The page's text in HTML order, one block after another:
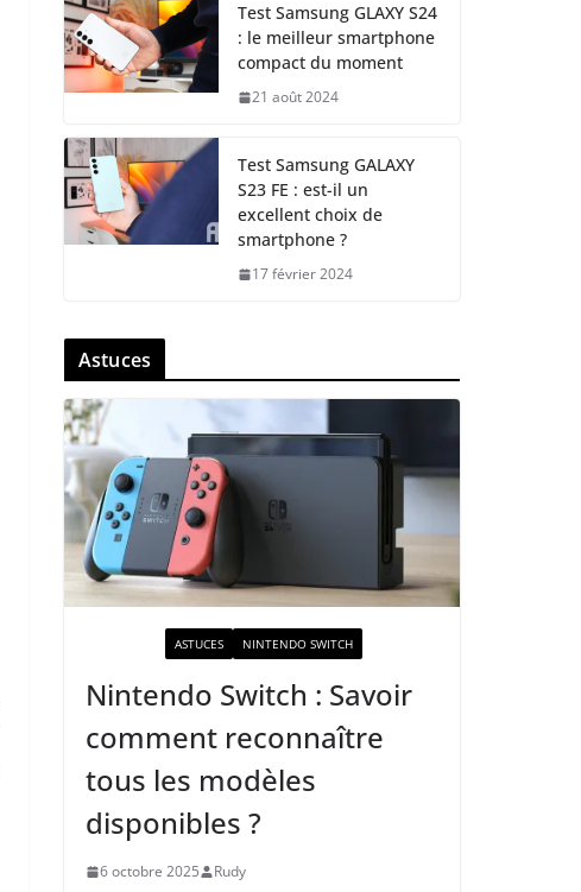
Test Samsung GLAXY S24
: le meilleur smartphone
compact du moment
21 août 2024
Test Samsung GALAXY
S23 FE : est-il un
excellent choix de
smartphone ?
17 février 2024
Astuces
ASTUCES NINTENDO SWITCH
Nintendo Switch : Savoir
comment reconnaître
tous les modèles
disponibles ?
6 octobre 2025 Rudy